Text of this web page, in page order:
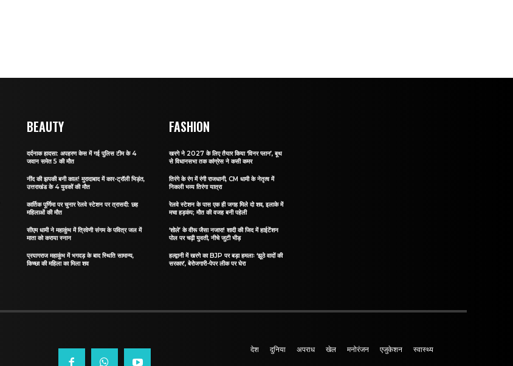
BEAUTY
दर्दनाक हादसा: अपहरण केस में गई पुलिस टीम के 4
जवान समेत 5 की मौत
नींद की झपकी बनी काल! मुरादाबाद में कार-ट्रॉली भिड़ंत,
उत्तराखंड के 4 युवकों की मौत
कार्तिक पूर्णिमा पर चुनार रेलवे स्टेशन पर त्रासदी: छह
महिलाओं की मौत
सीएम धामी ने महाकुंभ में त्रिवेणी संगम के पवित्र जल में
माता को कराया स्नान
प्रयागराज महाकुंभ में भगदड़ के बाद स्थिति सामान्य,
किच्छा की महिला का मिला शव
FASHION
खरगे ने 2027 के लिए तैयार किया ‘विनर प्लान’, बूथ
से विधानसभा तक कांग्रेस ने कसी कमर
तिरंगे के रंग में रंगी राजधानी, CM धामी के नेतृत्व में
निकली भव्य तिरंगा यात्रा
रेलवे स्टेशन के पास एक ही जगह मिले दो शव, इलाके में
मचा हड़कंप; मौत की वजह बनी पहेली
‘शोले’ के वीरू जैसा नजारा! शादी की जिद में हाईटेंशन
पोल पर चढ़ी युवती, नीचे जुटी भीड़
हल्द्वानी में खरगे का BJP पर बड़ा हमलाः ‘झूठे वादों की
सरकार’, बेरोजगारी-पेपर लीक पर घेरा
देश दुनिया अपराध खेल मनोरंजन एजुकेशन स्वास्थ्य